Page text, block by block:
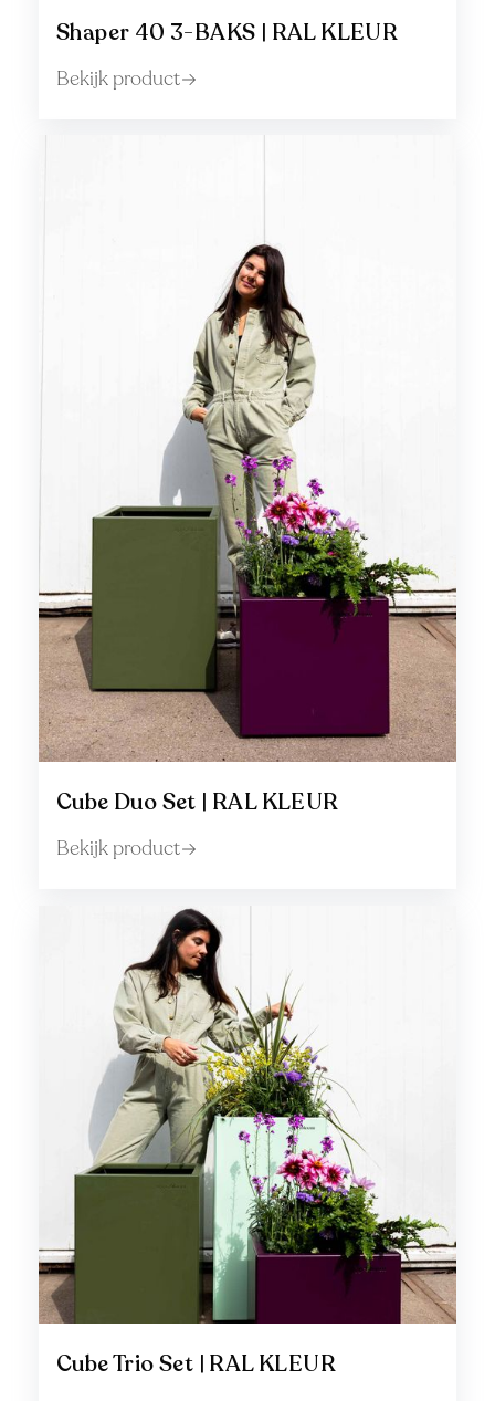
Shaper 40 3-BAKS | RAL KLEUR
Bekijk product
Cube Duo Set | RAL KLEUR
Bekijk product
Cube Trio Set | RAL KLEUR